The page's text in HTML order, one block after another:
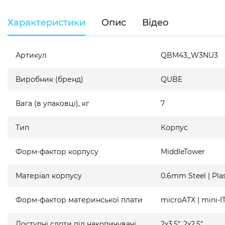
Характеристики Опис Відео
Артикул QBM43_W3NU3
Виробник (бренд) QUBE
Вага (в упаковці), кг 7
Тип Корпус
Форм-фактор корпусу MiddleTower
Матеріал корпусу 0.6mm Steel |
Форм-фактор материнської плати microATX | mini-